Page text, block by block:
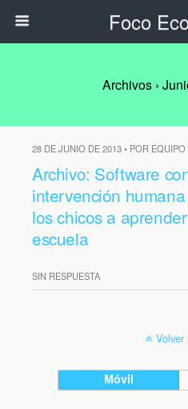
Foco
Archivos ›
28 DE JUNIO DE 2013 • POR
Archivo: Software
intervención
los chicos a
escuela
SIN RESPUESTA
Volver
Móvil